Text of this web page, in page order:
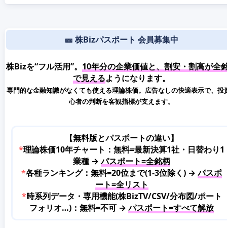
🎫 株Bizパスポート 会員募集中
株Bizを“フル活用”。 10年分の企業価値と、割安・割高が全
で見えるようになります。
専門的な金融知識がなくても使える理論株価。広告なしの快適表示で、投
心者の判断を客観指標が支えます。
【無料版とパスポートの違い】
*理論株価10年チャート：無料=最新決算1社・日替わり1
業種 →パスポート=全銘柄
*各種ランキング：無料=20位まで(1-3位除く) →パスポ
ート=全リスト
*時系列データ・専用機能(株BizTV/CSV/分布図/ポート
フォリオ…)：無料=不可 →パスポート=すべて解放